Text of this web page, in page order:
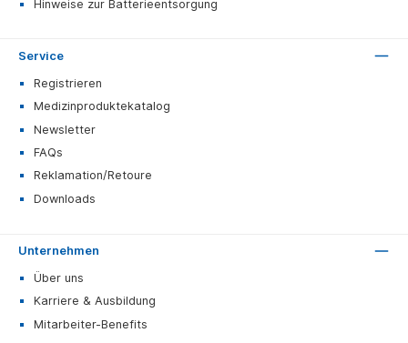
Hinweise zur Batterieentsorgung
Service
Registrieren
Medizinproduktekatalog
Newsletter
FAQs
Reklamation/Retoure
Downloads
Unternehmen
Über uns
Karriere & Ausbildung
Mitarbeiter-Benefits